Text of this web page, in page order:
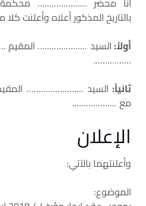
بالتاريخ المذكور أعلاه وأعلنت كلا
أولاً:السيد …………………
…………….
ثانياً: السيد ……………………
مع ……………….
الإعلان
وأعلنتهما بالآتي:
الموضوع: